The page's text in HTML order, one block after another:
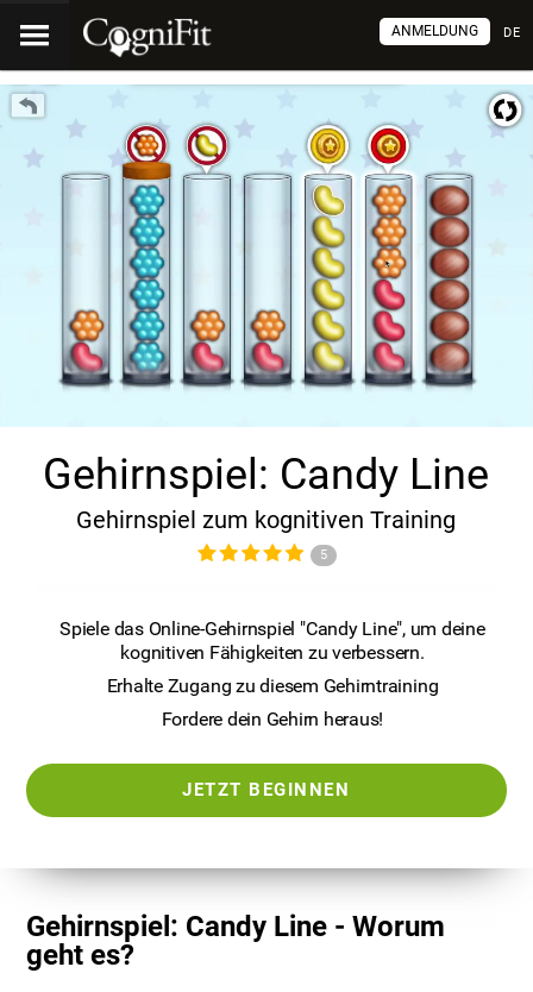
DE
ANMELDUNG
Gehirnspiel: Candy Line
Gehirnspiel zum kognitiven Training
5
Spiele das Online-Gehirnspiel "Candy Line", um deine
kognitiven Fähigkeiten zu verbessern.
Erhalte Zugang zu diesem Gehirntraining
Fordere dein Gehirn heraus!
JETZT BEGINNEN
Gehirnspiel: Candy Line - Worum
geht es?